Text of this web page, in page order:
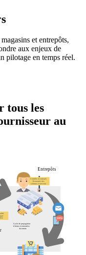
et entrepôts,
aux enjeux de
pilotage en temps réel.
tous les
au